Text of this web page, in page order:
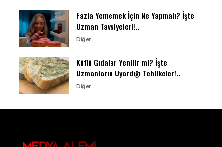
Fazla Yememek İçin Ne Yapmalı? İşte
Uzman Tavsiyeleri!..
Diğer
Küflü Gıdalar Yenilir mi? İşte
Uzmanların Uyardığı Tehlikeler!..
Diğer